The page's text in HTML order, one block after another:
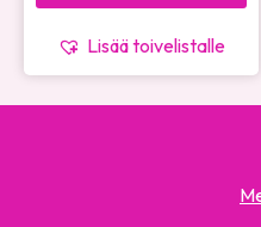
Lisää toivelistalle